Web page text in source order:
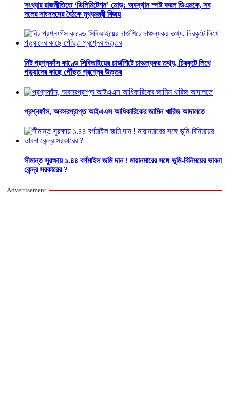
সংখ্যার রাজনীতিতে ‘ডিলিমিটেশন’ মোড়: অবস্থান স্পষ্ট করল ডিএমকে, সব
দলের সাংসদদের বৈঠকে মুখ্যমন্ত্রী বিজয়
নিট প্রশ্নফাঁস কাণ্ডে সিবিআইয়ের চার্জশিটে চাঞ্চল্যকর তথ্য, চিরকুটে লিখে
পড়ুয়াদের কাছে পৌঁছত প্রশ্নের উত্তর
প্রশ্নফাঁস, অবসরপ্রাপ্ত আইএএস আধিকারিকের জামিন খারিজ আদালতে
সীমান্ত সুরক্ষায় ১.৪৪ বর্গমাইল জমি দান ! মায়ানমারের সঙ্গে ভূমি-বিনিময়ের ভাবনা
কেন্দ্র সরকারের ?
Advertisement